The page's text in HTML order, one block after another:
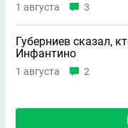
1 августа 3
Губерниев сказал,
Инфантино
1 августа 2